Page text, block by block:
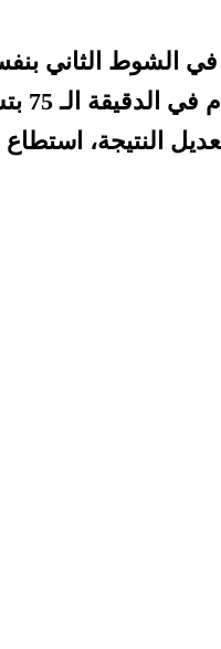
الشوط الثاني
من
النتيجة،